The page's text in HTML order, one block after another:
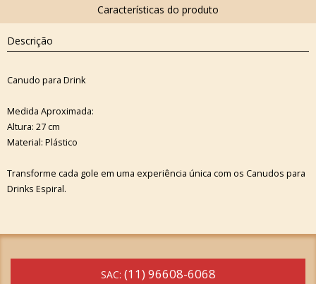
Descrição
Canudo para Drink
Medida Aproximada:
Altura: 27 cm
Material: Plástico
Transforme cada gole em uma experiência única com os Canudos para
Drinks Espiral.
SAC: (11) 96608-6068